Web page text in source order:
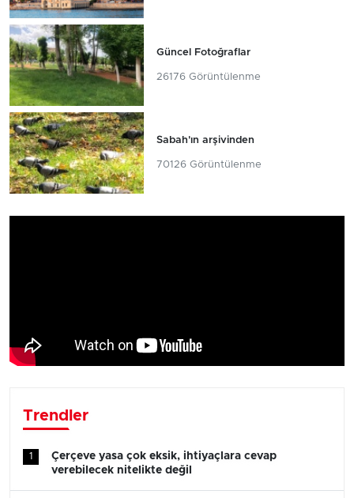
Güncel Fotoğraflar
26176 Görüntülenme
Sabah'ın arşivinden
70126 Görüntülenme
Trendler
1
Çerçeve yasa çok eksik, ihtiyaçlara cevap
verebilecek nitelikte değil